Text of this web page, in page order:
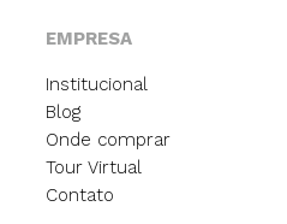
EMPRESA
Institucional
Blog
Onde comprar
Tour Virtual
Contato